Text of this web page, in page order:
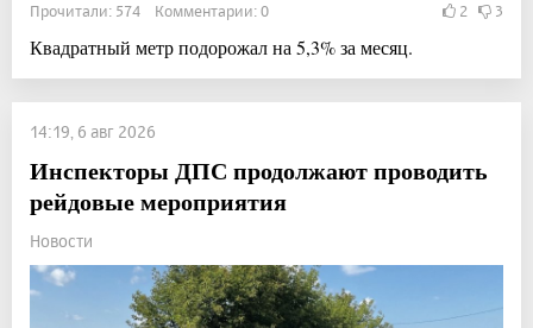
Прочитали: 574 Комментарии: 0 2 3
Квадратный метр подорожал на 5,3% за месяц.
14:19, 6 авг 2026
Инспекторы ДПС продолжают проводить
рейдовые мероприятия
Новости